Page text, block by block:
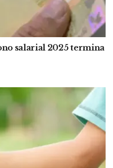
salarial 2025 termina